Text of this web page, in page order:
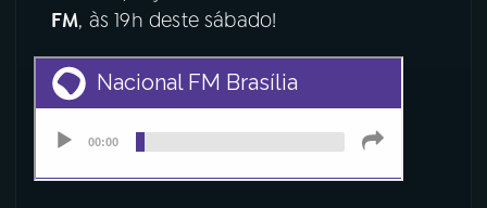
TikTok
FM, às 19h deste sábado!